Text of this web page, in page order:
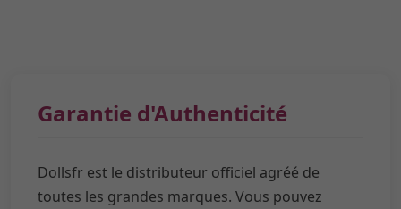
Garantie d'Authenticité
Dollsfr est le distributeur officiel agréé de
toutes les grandes marques. Vous pouvez